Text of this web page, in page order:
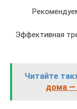
Эффективная
Читайте
дома —